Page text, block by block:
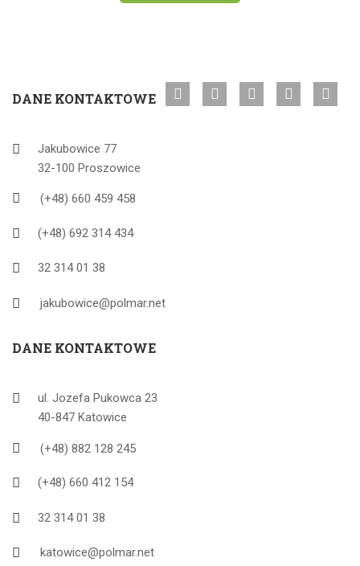
DANE KONTAKTOWE
Jakubowice 77
32-100 Proszowice
(+48) 660 459 458
(+48) 692 314 434
32 314 01 38
jakubowice@polmar.net
DANE KONTAKTOWE
ul. Jozefa Pukowca 23
40-847 Katowice
(+48) 882 128 245
(+48) 660 412 154
32 314 01 38
katowice@polmar.net